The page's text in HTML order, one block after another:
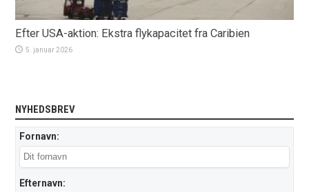
Efter USA-aktion: Ekstra flykapacitet fra Caribien
5. januar 2026
NYHEDSBREV
Fornavn:
Efternavn: